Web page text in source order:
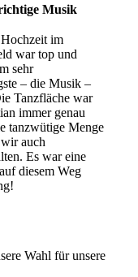
Musik
im
war top und
sehr
– die Musik –
Tanzfläche war
immer genau
tanzwütige Menge
auch
Es war eine
diesem Weg
Wahl für unsere